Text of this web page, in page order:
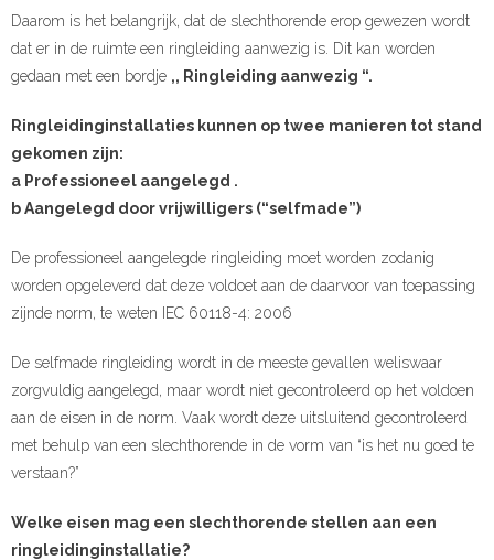
Daarom is het belangrijk, dat de slechthorende erop gewezen wordt
dat er in de ruimte een ringleiding aanwezig is. Dit kan worden
gedaan met een bordje ,, Ringleiding aanwezig “.
Ringleidinginstallaties kunnen op twee manieren tot stand
gekomen zijn:
a Professioneel aangelegd .
b Aangelegd door vrijwilligers (“selfmade”)
De professioneel aangelegde ringleiding moet worden zodanig
worden opgeleverd dat deze voldoet aan de daarvoor van toepassing
zijnde norm, te weten IEC 60118-4: 2006
De selfmade ringleiding wordt in de meeste gevallen weliswaar
zorgvuldig aangelegd, maar wordt niet gecontroleerd op het voldoen
aan de eisen in de norm. Vaak wordt deze uitsluitend gecontroleerd
met behulp van een slechthorende in de vorm van “is het nu goed te
verstaan?”
Welke eisen mag een slechthorende stellen aan een
ringleidinginstallatie?